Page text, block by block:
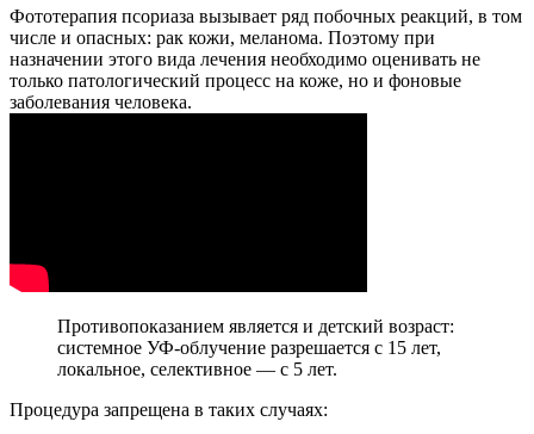
Фототерапия псориаза вызывает ряд побочных реакций, в том
числе и опасных: рак кожи, меланома. Поэтому при
назначении этого вида лечения необходимо оценивать не
только патологический процесс на коже, но и фоновые
заболевания человека.
Противопоказанием является и детский возраст:
системное УФ-облучение разрешается с 15 лет,
локальное, селективное — с 5 лет.
Процедура запрещена в таких случаях: